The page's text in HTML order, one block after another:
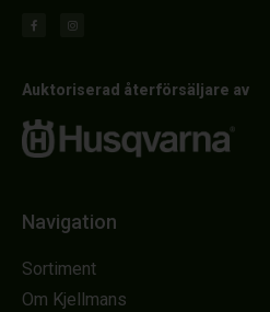
Auktoriserad återförsäljare av
Navigation
Sortiment
Om Kjellmans